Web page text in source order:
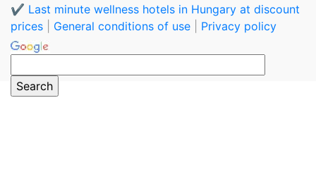
✔️ Last minute wellness hotels in Hungary at discount
prices
General conditions of use Privacy policy